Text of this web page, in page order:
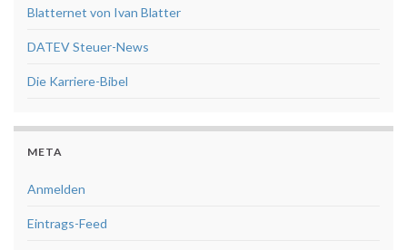
Blatternet von Ivan Blatter
DATEV Steuer-News
Die Karriere-Bibel
META
Anmelden
Eintrags-Feed